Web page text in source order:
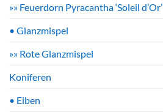
»» Feuerdorn Pyracantha ‘Soleil d’Or’
• Glanzmispel
»» Rote Glanzmispel
Koniferen
• Eiben